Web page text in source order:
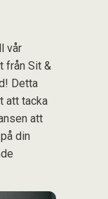
vår
från Sit &
Detta
att tacka
att
din